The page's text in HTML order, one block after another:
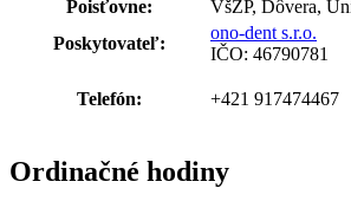
Poisťovne:
VšZP, Dôvera,
Poskytovateľ:
ono-dent s.r.o.
IČO: 46790781
Telefón: +421 917474467
Ordinačné hodiny